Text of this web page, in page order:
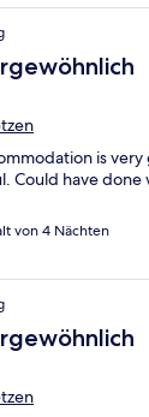
is
Could have done
von 4 Nächten